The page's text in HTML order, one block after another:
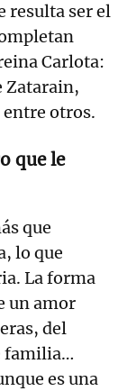
resulta ser el
Carlota:
Zatarain,
otros.
que le
que
lo que
La forma
un amor
del
familia…
es una